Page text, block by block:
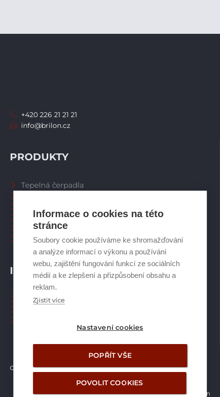
Informace o cookies na této
stránce
Soubory cookie používáme ke shromažďování
a analýze informací o výkonu a používání
webu, zajištění fungování funkcí ze sociálních
médií a ke zlepšení a přizpůsobení obsahu a
reklam.
Zjistit více
Nastavení cookies
POPŘÍT VŠE
POVOLIT COOKIES
INFORMACE
Naši pracovníci CZ
PRODUKTY
Tepelná čerpadla
Spalinové systémy
Plynové kotle
Ostatní příslušenství
+420 226 21 21 21
info@brilon.cz
Copyright © Brilon a.s. 2026
Vytvořilo studio Žalud Design